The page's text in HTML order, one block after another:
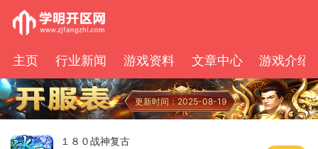
主页 行业新闻 游戏资料 文章中心 游戏介绍
更新时间：2025-08-19
１８０战神复古